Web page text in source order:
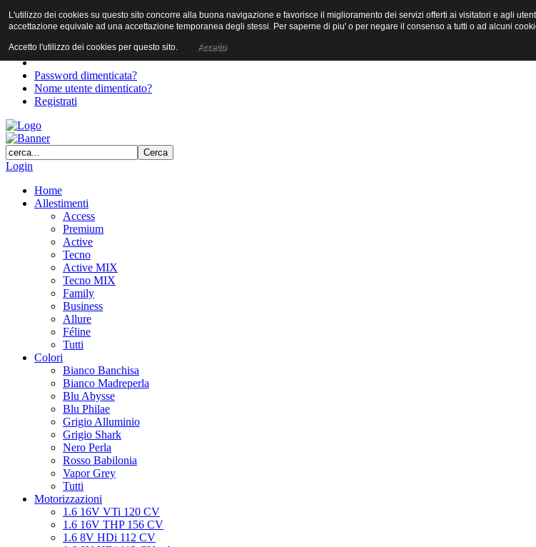
User
Password
Password dimenticata?
Nome utente dimenticato?
Registrati
Login
Home
Allestimenti
Access
Premium
Active
Tecno
Active MIX
Tecno MIX
Family
Business
Allure
Féline
Tutti
Colori
Bianco Banchisa
Bianco Madreperla
Blu Abysse
Blu Philae
Grigio Alluminio
Grigio Shark
Nero Perla
Rosso Babilonia
Vapor Grey
Tutti
Motorizzazioni
1.6 16V VTi 120 CV
1.6 16V THP 156 CV
1.6 8V HDi 112 CV
L'utilizzo dei cookies su questo sito concorre alla buona navigazione e favorisce il miglioramento dei servizi offerti ai visitatori e agli
accettazione equivale ad una accettazione temporanea degli stessi. Per saperne di piu' o per negare il consenso a tutti o ad alcuni
Accetto l'utilizzo dei cookies per questo sito. Accetto